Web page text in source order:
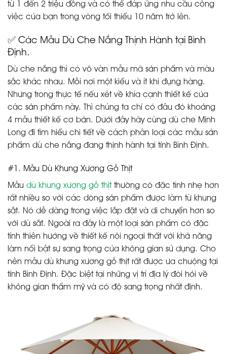
từ 1 đến 2 triệu đồng và có thể đáp ứng nhu cầu công
việc của bạn trong vòng tối thiểu 10 năm trở lên.
✅ Các Mẫu Dù Che Nắng Thịnh Hành tại Bình
Định.
Dù che nắng thì có vô vàn mẫu mã sản phẩm và màu
sắc khác nhau. Mỗi nơi một kiểu và ít khi đụng hàng.
Nhưng trong thực tế nếu xét về khía cạnh thiết kế của
các sản phẩm này. Thì chúng ta chỉ có đâu đó khoảng
4 mẫu thiết kế cơ bản. Dưới đây hãy cùng dù che Minh
Long đi tìm hiểu chi tiết về cách phân loại các mẫu sản
phẩm dù che nắng đang thịnh hành tại tỉnh Bình Định.
#1. Mẫu Dù Khung Xương Gỗ Thịt
Mẫu dù khung xương gỗ thịtthường có đặc tính nhẹ hơn
rất nhiều so với các dòng sản phẩm được làm từ khung
sắt. Nó dễ dàng trong việc lắp đặt và di chuyển hơn so
với dù sắt. Ngoài ra đây là một loại sản phẩm có đặc
tính thiên hướng về thiết kế nội ngoại thất với khả năng
làm nổi bật sự sang trọng của không gian sử dụng. Cho
nên mẫu dù khung xương gỗ thịt rất được ưa chuộng tại
tỉnh Bình Định. Đặc biệt tại những vị trí địa lý đòi hỏi về
không gian thẩm mỹ và có độ sang trọng nhất định.